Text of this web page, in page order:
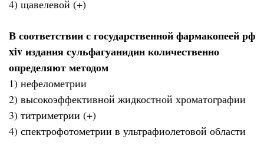
4) щавелевой (+)
В соответствии с государственной фармакопеей рф
xiv издания сульфагуанидин количественно
определяют методом
1) нефелометрии
2) высокоэффективной жидкостной хроматографии
3) титриметрии (+)
4) спектрофотометрии в ультрафиолетовой области